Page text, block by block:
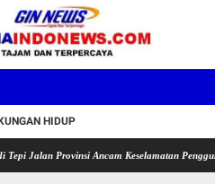
HIDUP
Ancam Keselamatan Pengguna Jalan